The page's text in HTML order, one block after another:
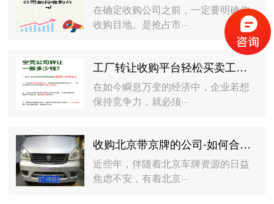
在确定收购公司之前，一定要明确你
收购目地。是抢占市···
工厂转让收购平台轻松买卖工厂-工厂转让收购平台如何帮助企业快速转型
在如今瞬息万变的经济中，企业若想
保持竞争力，就必须···
收购北京带京牌的公司-如何合法收购北京拥有京牌的公司
近些年，伴随着北京车牌资源的日益
焦虑不安，有着北京···